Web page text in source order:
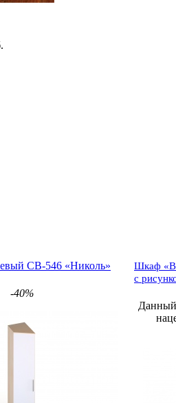
СВ-546 «Николь»
-40%
Шкаф
с
Данный